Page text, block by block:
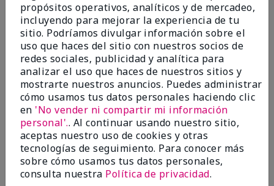
¿Le ha resultado útil esta
opinión?
22 1
Marcar esta opinión
5
Awesome
EnviadoHace 10 meses
porJudy
propósitos operativos, analíticos y de mercadeo,
incluyendo para mejorar la experiencia de tu
sitio. Podríamos divulgar información sobre el
uso que haces del sitio con nuestros socios de
redes sociales, publicidad y analítica para
analizar el uso que haces de nuestros sitios y
mostrarte nuestros anuncios. Puedes administrar
cómo usamos tus datos personales haciendo clic
en 'No vender ni compartir mi información
personal'.. Al continuar usando nuestro sitio,
aceptas nuestro uso de cookies y otras
tecnologías de seguimiento. Para conocer más
sobre cómo usamos tus datos personales,
consulta nuestra Política de privacidad.